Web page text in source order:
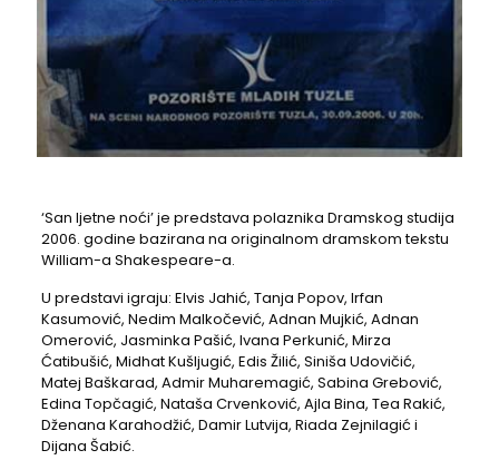
‘San ljetne noći’ je predstava polaznika Dramskog studija
2006. godine bazirana na originalnom dramskom tekstu
William-a Shakespeare-a.
U predstavi igraju: Elvis Jahić, Tanja Popov, Irfan
Kasumović, Nedim Malkočević, Adnan Mujkić, Adnan
Omerović, Jasminka Pašić, Ivana Perkunić, Mirza
Ćatibušić, Midhat Kušljugić, Edis Žilić, Siniša Udovičić,
Matej Baškarad, Admir Muharemagić, Sabina Grebović,
Edina Topčagić, Nataša Crvenković, Ajla Bina, Tea Rakić,
Dženana Karahodžić, Damir Lutvija, Riada Zejnilagić i
Dijana Šabić.